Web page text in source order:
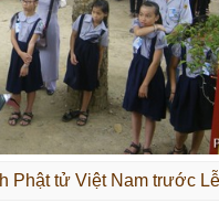
Phật tử Việt Nam trước